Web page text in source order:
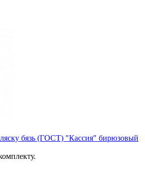
бязь (ГОСТ) "Кассия" бирюзовый